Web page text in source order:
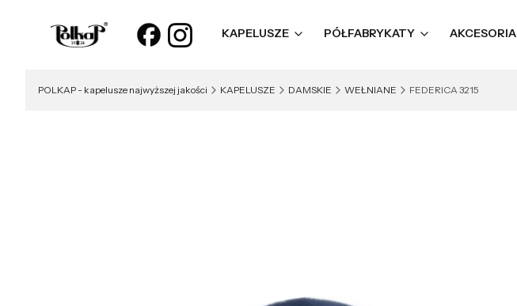
KAPELUSZE PÓŁFABRYKATY AKCESORIA
POLKAP - kapelusze najwyższej jakości KAPELUSZE DAMSKIE WEŁNIANE FEDERICA 3215